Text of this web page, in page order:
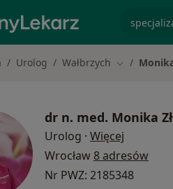
Urolog Wałbrzych Zmień
dr n. med. Monika
Urolog · Więcej
Wrocław 8 adresów
Nr PWZ: 2185348